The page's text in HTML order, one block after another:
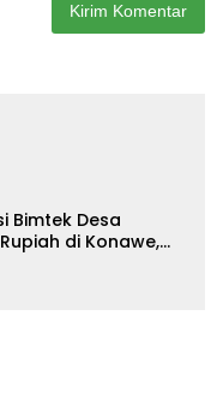
Bimtek Desa
di Konawe,